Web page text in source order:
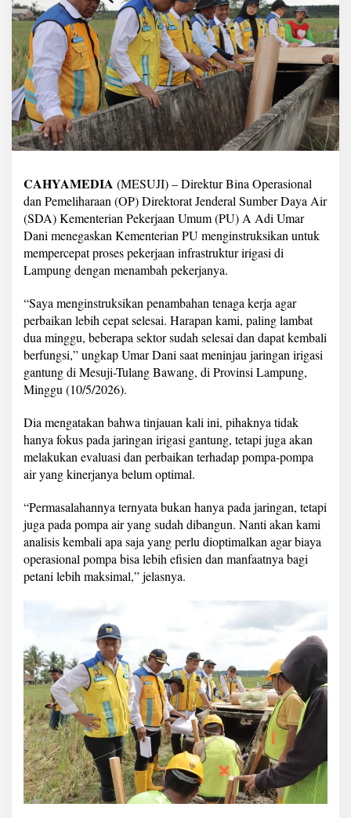
r
e
p
a
t
P
e
r
b
a
a
n
n
f
r
a
t
r
u
k
t
u
r
i
g
a
s
i
L
a
m
u
CAHYAMEDIA (MESUJI) – Direktur Bina Operasional
dan Pemeliharaan (OP) Direktorat Jenderal Sumber Daya Air
(SDA) Kementerian Pekerjaan Umum (PU) A Adi Umar
Dani menegaskan Kementerian PU menginstruksikan untuk
mempercepat proses pekerjaan infrastruktur irigasi di
Lampung dengan menambah pekerjanya.
“Saya menginstruksikan penambahan tenaga kerja agar
perbaikan lebih cepat selesai. Harapan kami, paling lambat
dua minggu, beberapa sektor sudah selesai dan dapat kembali
berfungsi,” ungkap Umar Dani saat meninjau jaringan irigasi
gantung di Mesuji-Tulang Bawang, di Provinsi Lampung,
Minggu (10/5/2026).
Dia mengatakan bahwa tinjauan kali ini, pihaknya tidak
hanya fokus pada jaringan irigasi gantung, tetapi juga akan
melakukan evaluasi dan perbaikan terhadap pompa-pompa
air yang kinerjanya belum optimal.
“Permasalahannya ternyata bukan hanya pada jaringan, tetapi
juga pada pompa air yang sudah dibangun. Nanti akan kami
analisis kembali apa saja yang perlu dioptimalkan agar biaya
operasional pompa bisa lebih efisien dan manfaatnya bagi
petani lebih maksimal,” jelasnya.